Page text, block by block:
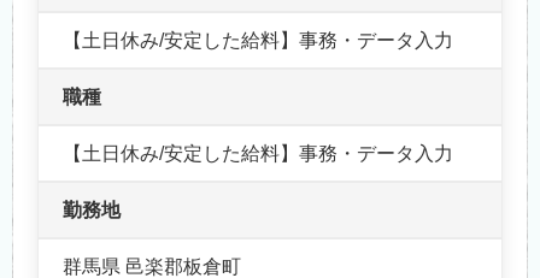
【土日休み/安定した給料】事務・データ入力
職種
【土日休み/安定した給料】事務・データ入力
勤務地
群馬県 邑楽郡板倉町